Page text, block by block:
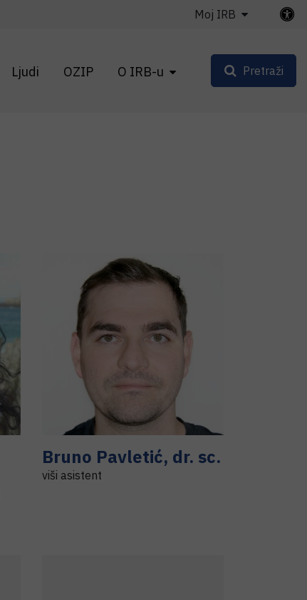
Ljudi OZIP O IRB-u
Moj IRB
Pretraži
Bruno Pavletić, dr. sc.
viši asistent